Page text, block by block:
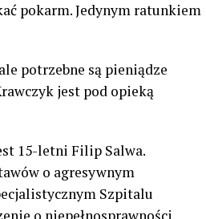
pokarm. Jedynym ratunkiem
potrzebne są pieniądze
jest pod opieką
15-letni Filip Salwa.
o agresywnym
Szpitalu